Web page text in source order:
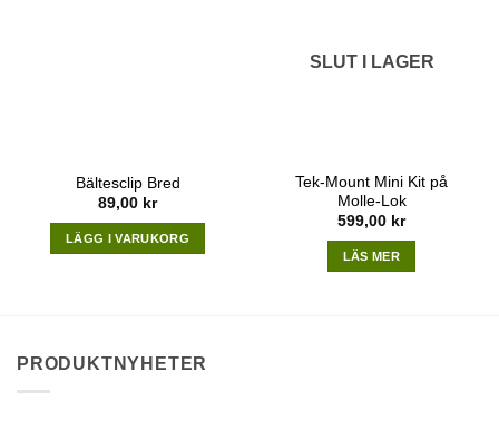
Bältesclip Bred
89,00 kr
LÄGG I VARUKORG
SLUT I LAGER
Tek-Mount Mini Kit på
Molle-Lok
599,00 kr
LÄS MER
PRODUKTNYHETER